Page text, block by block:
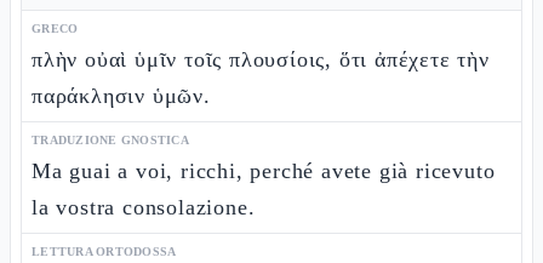
GRECO
πλὴν οὐαὶ ὑμῖν τοῖς πλουσίοις, ὅτι ἀπέχετε τὴν
παράκλησιν ὑμῶν.
TRADUZIONE GNOSTICA
Ma guai a voi, ricchi, perché avete già ricevuto
la vostra consolazione.
LETTURA ORTODOSSA